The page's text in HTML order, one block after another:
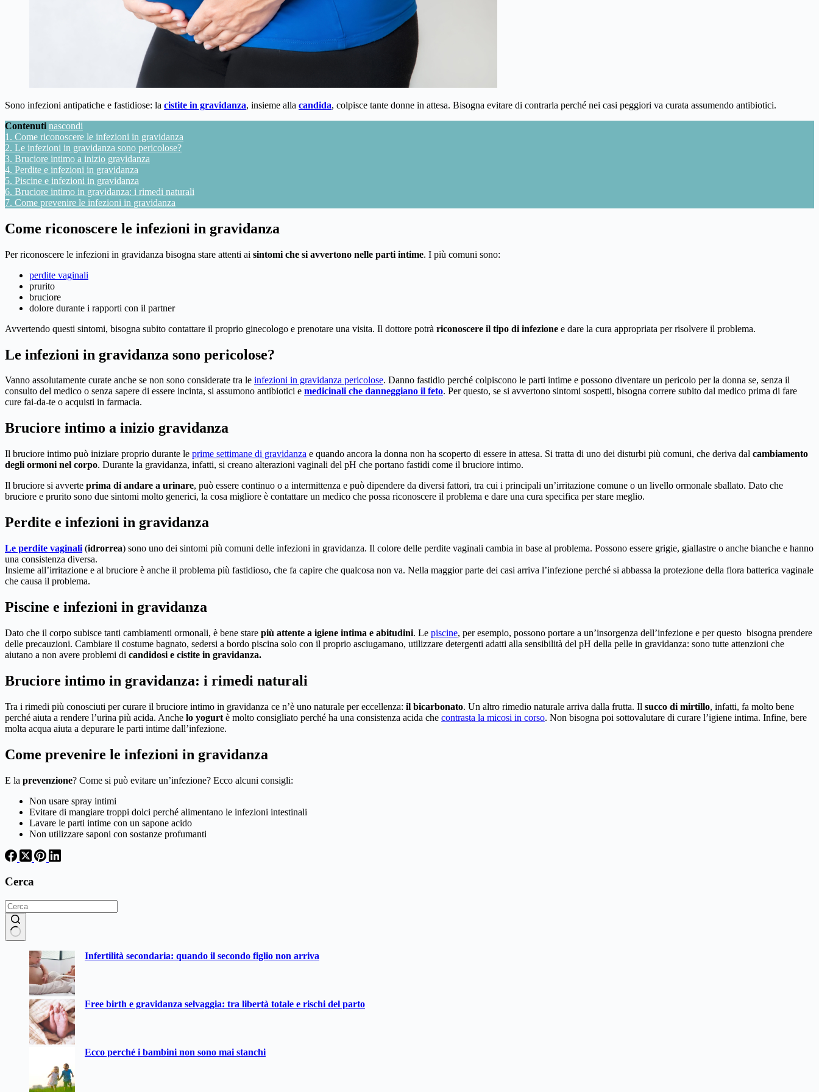
Sono infezioni antipatiche e fastidiose: la cistite in gravidanza, insieme alla candida, colpisce tante donne in attesa. Bisogna evitare di contrarla perché nei casi peggiori va curata assumendo antibiotici.
Contenuti nascondi
1. Come riconoscere le infezioni in gravidanza
2. Le infezioni in gravidanza sono pericolose?
3. Bruciore intimo a inizio gravidanza
4. Perdite e infezioni in gravidanza
5. Piscine e infezioni in gravidanza
6. Bruciore intimo in gravidanza: i rimedi naturali
7. Come prevenire le infezioni in gravidanza
Come riconoscere le infezioni in gravidanza
Per riconoscere le infezioni in gravidanza bisogna stare attenti ai sintomi che si avvertono nelle parti intime. I più comuni sono:
perdite vaginali
prurito
bruciore
dolore durante i rapporti con il partner
Avvertendo questi sintomi, bisogna subito contattare il proprio ginecologo e prenotare una visita. Il dottore potrà riconoscere il tipo di infezione e dare la cura appropriata per risolvere il problema.
Le infezioni in gravidanza sono pericolose?
Vanno assolutamente curate anche se non sono considerate tra le infezioni in gravidanza pericolose. Danno fastidio perché colpiscono le parti intime e possono diventare un pericolo per la donna se, senza il
consulto del medico o senza sapere di essere incinta, si assumono antibiotici e medicinali che danneggiano il feto. Per questo, se si avvertono sintomi sospetti, bisogna correre subito dal medico prima di fare
cure fai-da-te o acquisti in farmacia.
Bruciore intimo a inizio gravidanza
Il bruciore intimo può iniziare proprio durante le prime settimane di gravidanza e quando ancora la donna non ha scoperto di essere in attesa. Si tratta di uno dei disturbi più comuni, che deriva dal cambiamento
degli ormoni nel corpo. Durante la gravidanza, infatti, si creano alterazioni vaginali del pH che portano fastidi come il bruciore intimo.
Il bruciore si avverte prima di andare a urinare, può essere continuo o a intermittenza e può dipendere da diversi fattori, tra cui i principali un’irritazione comune o un livello ormonale sballato. Dato che
bruciore e prurito sono due sintomi molto generici, la cosa migliore è contattare un medico che possa riconoscere il problema e dare una cura specifica per stare meglio.
Perdite e infezioni in gravidanza
Le perdite vaginali (idrorrea) sono uno dei sintomi più comuni delle infezioni in gravidanza. Il colore delle perdite vaginali cambia in base al problema. Possono essere grigie, giallastre o anche bianche e hanno
una consistenza diversa.
Insieme all’irritazione e al bruciore è anche il problema più fastidioso, che fa capire che qualcosa non va. Nella maggior parte dei casi arriva l’infezione perché si abbassa la protezione della flora batterica vaginale
che causa il problema.
Piscine e infezioni in gravidanza
Dato che il corpo subisce tanti cambiamenti ormonali, è bene stare più attente a igiene intima e abitudini. Le piscine, per esempio, possono portare a un’insorgenza dell’infezione e per questo bisogna prendere
delle precauzioni. Cambiare il costume bagnato, sedersi a bordo piscina solo con il proprio asciugamano, utilizzare detergenti adatti alla sensibilità del pH della pelle in gravidanza: sono tutte attenzioni che
aiutano a non avere problemi di candidosi e cistite in gravidanza.
Bruciore intimo in gravidanza: i rimedi naturali
Tra i rimedi più conosciuti per curare il bruciore intimo in gravidanza ce n’è uno naturale per eccellenza: il bicarbonato. Un altro rimedio naturale arriva dalla frutta. Il succo di mirtillo, infatti, fa molto bene
perché aiuta a rendere l’urina più acida. Anche lo yogurt è molto consigliato perché ha una consistenza acida che contrasta la micosi in corso. Non bisogna poi sottovalutare di curare l’igiene intima. Infine, bere
molta acqua aiuta a depurare le parti intime dall’infezione.
Come prevenire le infezioni in gravidanza
E la prevenzione? Come si può evitare un’infezione? Ecco alcuni consigli:
Non usare spray intimi
Evitare di mangiare troppi dolci perché alimentano le infezioni intestinali
Lavare le parti intime con un sapone acido
Non utilizzare saponi con sostanze profumanti
Cerca
risultato
Infertilità secondaria: quando il secondo figlio non arriva
Free birth e gravidanza selvaggia: tra libertà totale e rischi del parto
Ecco perché i bambini non sono mai stanchi